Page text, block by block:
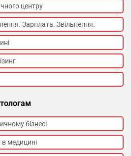
центру
Зарплата. Звільнення.
бізнесі
медицині